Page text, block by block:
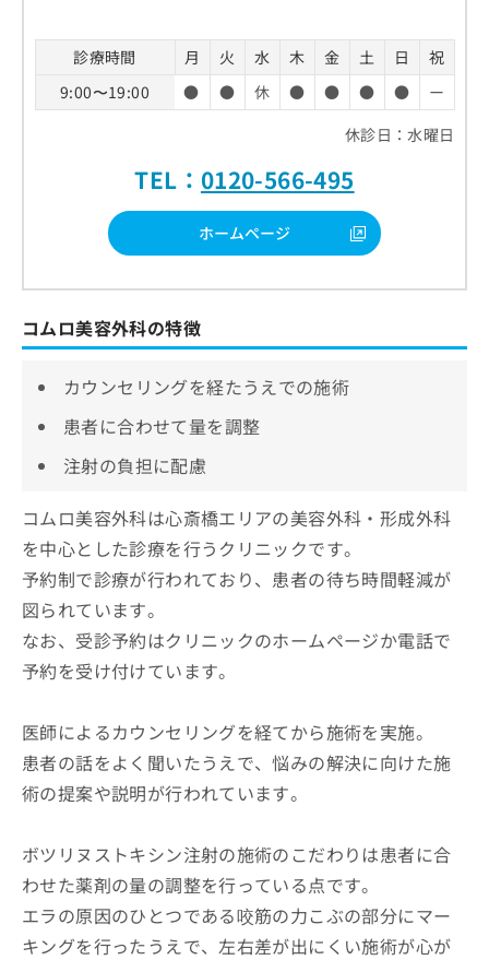
診療時間 月 火 水 木 金 土 日
祝
9:00〜19:00
● ● 休 ● ● ● ●
ー
休診日：水曜日
TEL： 0120-566-495
ホームページ
コムロ美容外科の特徴
カウンセリングを経たうえでの施術
患者に合わせて量を調整
注射の負担に配慮
コムロ美容外科は心斎橋エリアの美容外科・形成外科
を中心とした診療を行うクリニックです。
予約制で診療が行われており、患者の待ち時間軽減が
図られています。
なお、受診予約はクリニックのホームページか電話で
予約を受け付けています。
医師によるカウンセリングを経てから施術を実施。
患者の話をよく聞いたうえで、悩みの解決に向けた施
術の提案や説明が行われています。
ボツリヌストキシン注射の施術のこだわりは患者に合
わせた薬剤の量の調整を行っている点です。
エラの原因のひとつである咬筋の力こぶの部分にマー
キングを行ったうえで、左右差が出にくい施術が心が